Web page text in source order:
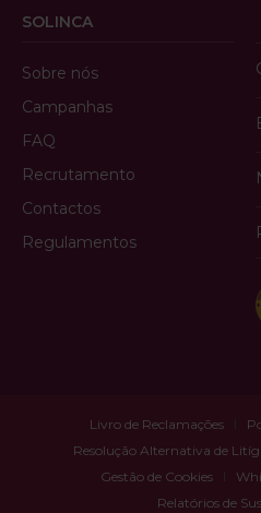
SOLINCA
Sobre nós
Campanhas
FAQ
Recrutamento
Contactos
Regulamentos
Livro de Reclamações
Resolução Alternativa de
Gestão de Cookies
Relatórios de